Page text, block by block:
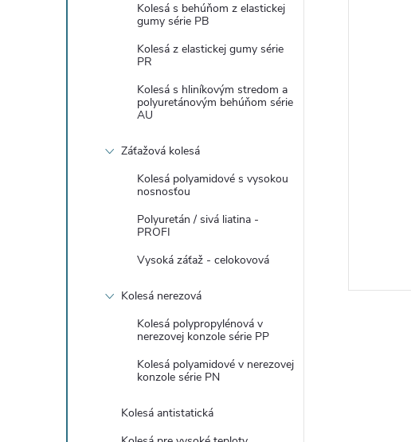
Kolesá s behúňom z elastickej
gumy série PB
Kolesá z elastickej gumy série
PR
Kolesá s hliníkovým stredom a
polyuretánovým behúňom série
AU
Záťažová kolesá
Kolesá polyamidové s vysokou
nosnosťou
Polyuretán / sivá liatina -
PROFI
Vysoká záťaž - celokovová
Kolesá nerezová
Kolesá polypropylénová v
nerezovej konzole série PP
Kolesá polyamidové v nerezovej
konzole série PN
Kolesá antistatická